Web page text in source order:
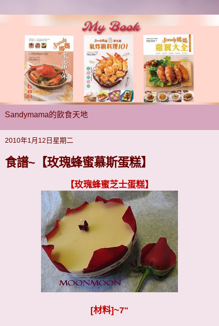
Sandymama的飲食天地
2010年1月12日星期二
食譜~【玫瑰蜂蜜慕斯蛋糕】
【玫瑰蜂蜜芝士蛋糕】
[材料]~7"